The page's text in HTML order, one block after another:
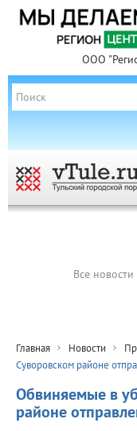
ООО
Все новости
Главная Новости
Суворовском районе
Обвиняемые в
районе